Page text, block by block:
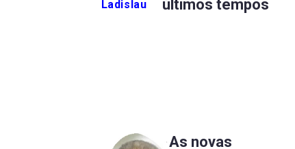
Ladislau
últimos tempos
As novas